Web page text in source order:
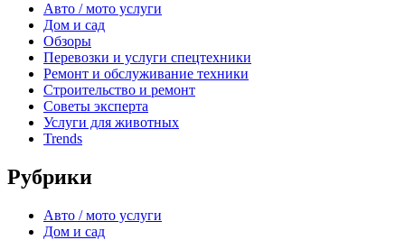
Авто / мото услуги
Дом и сад
Обзоры
Перевозки и услуги спецтехники
Ремонт и обслуживание техники
Строительство и ремонт
Советы эксперта
Услуги для животных
Trends
Рубрики
Авто / мото услуги
Дом и сад